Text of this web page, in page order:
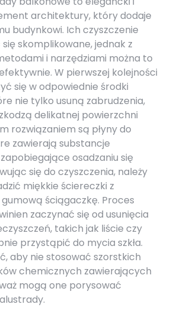
architektury, który dodaje
budynkowi. Ich czyszczenie
skomplikowane, jednak z
i narzędziami można to
W pierwszej kolejności
się w odpowiednie środki
nie tylko usuną zabrudzenia,
delikatnej powierzchni
rozwiązaniem są płyny do
zawierają substancje
osadzaniu się
się do czyszczenia, należy
miękkie ściereczki z
ściągaczkę. Proces
zaczynać się od usunięcia
takich jak liście czy
przystąpić do mycia szkła.
aby nie stosować szorstkich
chemicznych zawierających
mogą one porysować